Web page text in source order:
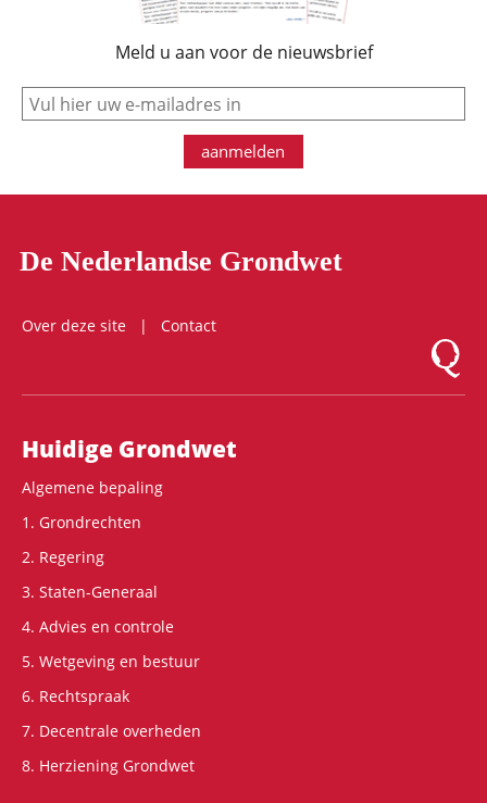
Meld u aan voor de nieuwsbrief
e-mail
aanmelden
De Nederlandse Grondwet
Over deze site
Contact
Logo
Hoofdnavigatie
Huidige Grondwet
Algemene bepaling
1. Grondrechten
2. Regering
3. Staten-Generaal
4. Advies en controle
5. Wetgeving en bestuur
6. Rechtspraak
7. Decentrale overheden
8. Herziening Grondwet